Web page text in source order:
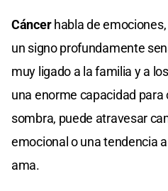
Cáncerhabla de
un signo profundamente
muy ligado a la familia y a
una enorme capacidad para
sombra, puede atravesar
emocional o una tendencia
ama.